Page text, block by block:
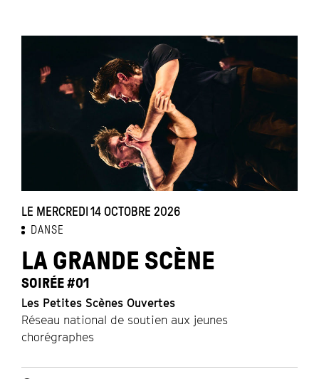
LE MERCREDI 14 OCTOBRE 2026
DANSE
LA GRANDE SCÈNE
SOIRÉE #01
Les Petites Scènes Ouvertes
Réseau national de soutien aux jeunes
chorégraphes